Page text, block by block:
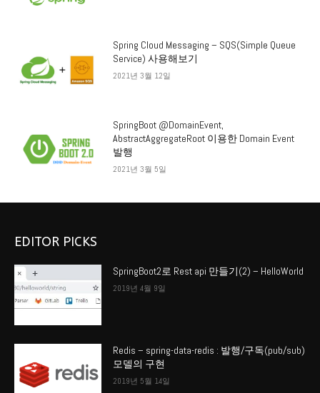
Spring Cloud Messaging – SQS(Simple Queue
Service) 사용해보기
2021년 3월 12일
SpringBoot @DomainEvent,
AbstractAggregateRoot 이용한 Domain Event
발행
2021년 3월 5일
EDITOR PICKS
SpringBoot2로 Rest api 만들기(2) – HelloWorld
2019년 4월 9일
Redis – spring-data-redis : 발행/구독(pub/sub)
모델의 구현
2019년 5월 14일